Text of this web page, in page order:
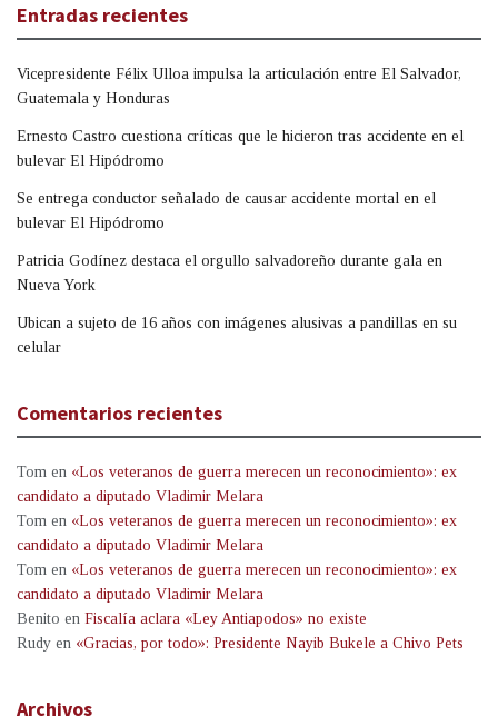
Entradas recientes
Vicepresidente Félix Ulloa impulsa la articulación entre El Salvador,
Guatemala y Honduras
Ernesto Castro cuestiona críticas que le hicieron tras accidente en el
bulevar El Hipódromo
Se entrega conductor señalado de causar accidente mortal en el
bulevar El Hipódromo
Patricia Godínez destaca el orgullo salvadoreño durante gala en
Nueva York
Ubican a sujeto de 16 años con imágenes alusivas a pandillas en su
celular
Comentarios recientes
Tom en «Los veteranos de guerra merecen un reconocimiento»: ex
candidato a diputado Vladimir Melara
Tom en «Los veteranos de guerra merecen un reconocimiento»: ex
candidato a diputado Vladimir Melara
Tom en «Los veteranos de guerra merecen un reconocimiento»: ex
candidato a diputado Vladimir Melara
Benito en Fiscalía aclara «Ley Antiapodos» no existe
Rudy en «Gracias, por todo»: Presidente Nayib Bukele a Chivo Pets
Archivos